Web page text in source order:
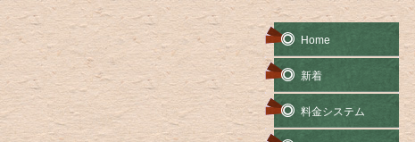
Home
新着
料金システム